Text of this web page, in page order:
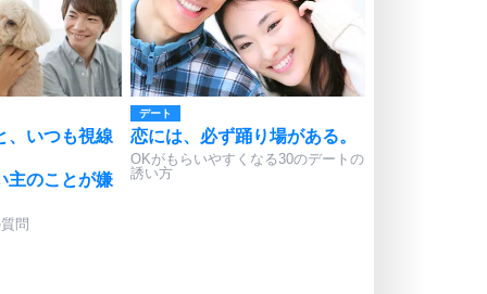
、いつも視線
主のことが嫌
問
デート
恋には、必ず踊り場がある。
OKがもらいやすくなる30のデートの
誘い方